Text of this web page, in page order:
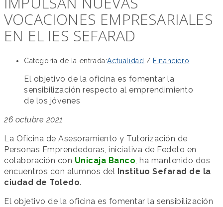
VOCACIONES EMPRESARIALES
EN EL IES SEFARAD
Categoría de la entrada:Actualidad / Financiero
El objetivo de la oficina es fomentar la
sensibilización respecto al emprendimiento
de los jóvenes
26 octubre 2021
La Oficina de Asesoramiento y Tutorización de
Personas Emprendedoras, iniciativa de Fedeto en
colaboración con Unicaja Banco, ha mantenido dos
encuentros con alumnos del Instituo Sefarad de la
ciudad de Toledo.
El objetivo de la oficina es fomentar la sensibilización